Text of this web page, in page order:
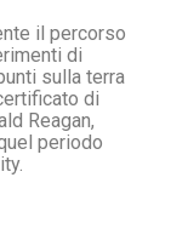
il percorso
di
sulla terra
di
Reagan,
periodo